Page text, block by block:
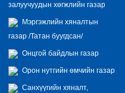
залуучуудын хөгжлийн газар
Мэргэжлийн хяналтын
газар /Татан буугдсан/
Онцгой байдлын газар
Орон нутгийн өмчийн газар
Санхүүгийн хяналт,